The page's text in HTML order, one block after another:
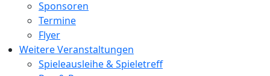
Sponsoren
Termine
Flyer
Weitere Veranstaltungen
Spieleausleihe & Spieletreff